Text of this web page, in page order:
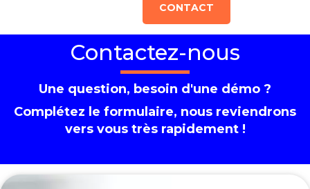
CONTACT
Contactez-nous
Une question, besoin d'une démo ?
Complétez le formulaire, nous reviendrons
vers vous très rapidement !